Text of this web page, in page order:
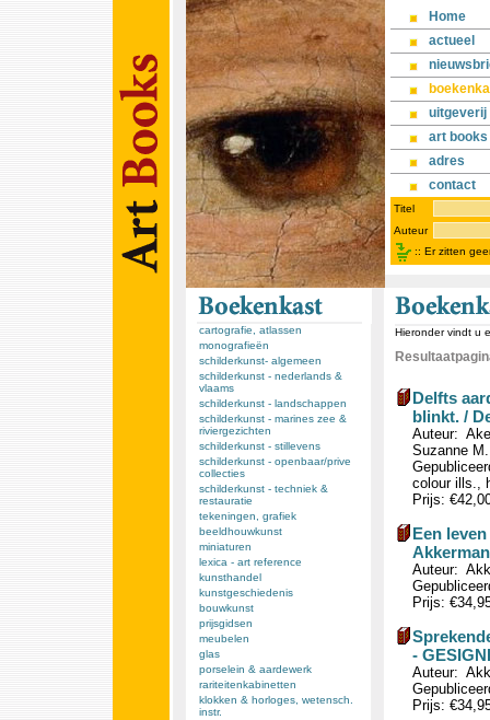
Home
actueel
uitgeverij
art books
adres
contact
Titel
Auteur
:: Er zitten
cartografie, atlassen
monografieën
schilderkunst- algemeen
schilderkunst - nederlands &
vlaams
schilderkunst - landschappen
schilderkunst - marines zee &
riviergezichten
schilderkunst - stillevens
schilderkunst - openbaar/prive
collecties
schilderkunst - techniek &
restauratie
tekeningen, grafiek
beeldhouwkunst
miniaturen
lexica - art reference
kunsthandel
kunstgeschiedenis
bouwkunst
prijsgidsen
meubelen
glas
porselein & aardewerk
rariteitenkabinetten
klokken & horloges, wetensch.
instr.
Hieronder vindt u
Delfts
blinkt. /
Auteur:
Suzanne
colour ills.,
Prijs:
Een
Auteur:
Prijs:
-
Auteur:
Prijs: